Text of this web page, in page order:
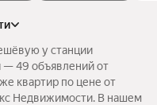
у станции
— 49 объявлений от
квартир по цене от
Недвижимости. В нашем